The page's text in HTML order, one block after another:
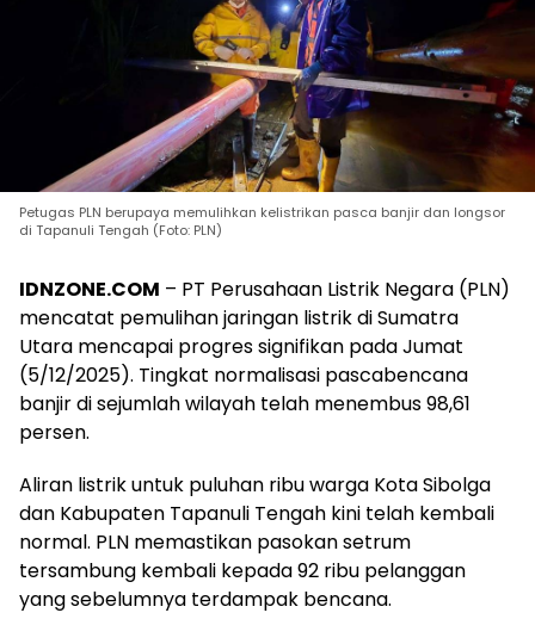
Petugas PLN berupaya memulihkan kelistrikan pasca banjir dan longsor
di Tapanuli Tengah (Foto: PLN)
IDNZONE.COM – PT Perusahaan Listrik Negara (PLN)
mencatat pemulihan jaringan listrik di Sumatra
Utara mencapai progres signifikan pada Jumat
(5/12/2025). Tingkat normalisasi pascabencana
banjir di sejumlah wilayah telah menembus 98,61
persen.
Aliran listrik untuk puluhan ribu warga Kota Sibolga
dan Kabupaten Tapanuli Tengah kini telah kembali
normal. PLN memastikan pasokan setrum
tersambung kembali kepada 92 ribu pelanggan
yang sebelumnya terdampak bencana.